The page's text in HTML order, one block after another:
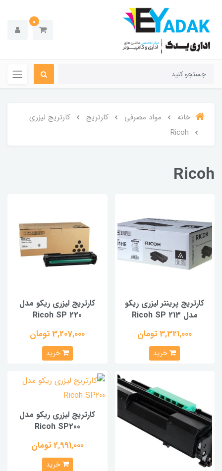
0
خانه مواد مصرفی کارتریج
کارتریج لیزری
Ricoh
Ricoh
کارتریج پرینتر لیزری ریکو
مدل Ricoh SP 213
3,321,000 تومان
خرید
کارتریج لیزری ریکو مدل
Ricoh SP 220
3,207,000 تومان
خرید
کارتریج لیزری ریکو مدل
Ricoh SP200
2,991,000 تومان
خرید